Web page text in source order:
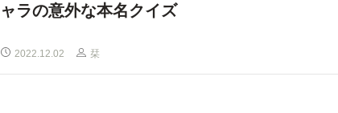
ャラの意外な本名クイズ
2022.12.02 栞